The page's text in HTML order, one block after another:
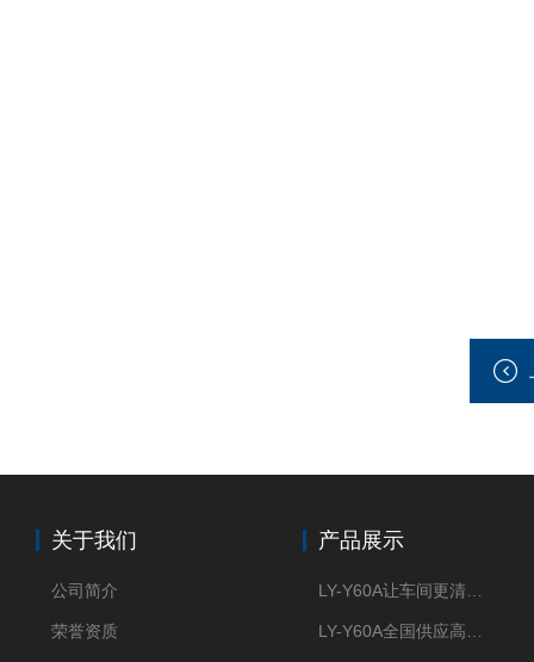
关于我们
公司简介
荣誉资质
产品展示